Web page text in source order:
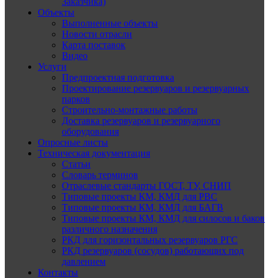
Объекты
Выполненные объекты
Новости отрасли
Карта поставок
Видео
Услуги
Предпроектная подготовка
Проектирование резервуаров и резервуарных
парков
Строительно-монтажные работы
Доставка резервуаров и резервуарного
оборудования
Опросные листы
Техническая документация
Статьи
Словарь терминов
Отраслевые стандарты ГОСТ, ТУ, СНИП
Типовые проекты КМ, КМД для РВС
Типовые проекты КМ, КМД для БАГВ
Типовые проекты КМ, КМД для силосов и баков
различного назначения
РКД для горизонтальных резервуаров РГС
РКД резервуаров (сосудов) работающих под
давлением
Контакты